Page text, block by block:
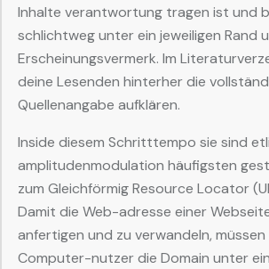
Inhalte verantwortung tragen ist und
schlichtweg unter ein jeweiligen Rand
Erscheinungsvermerk. Im
deine Lesenden hinterher die
Quellenangabe aufklären.
Inside diesem Schritttempo sie sind
amplitudenmodulation häufigsten
zum Gleichförmig Resource Locator
Damit die Web-adresse einer
anfertigen und zu verwandeln,
Computer-nutzer die Domain unter